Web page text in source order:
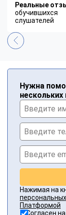
Реальные
обучившихся
слушателей
Нужна
нескольких
Нажимая на
Платформой
Согласен